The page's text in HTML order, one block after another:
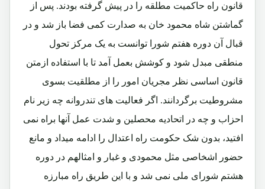
قانون راه حاکمیت مطلقه را در پیش گرفته بودند. پس از
گماشتن شاه محمود خان به صدارت کمی فضا باز شد و در
قبال آن دوره هفتم شورا توانست به یک مرکز تحول
منطقی مبدل شود و کوشش بعمل آمد تا با استفاده ازمتن
قانون اساسی نظر مجریان امور را از مطلقیت بسوی
مشروطیت برگردانند. اگر فعالیت های تندروانه چه زیر نام
احزاب و چه در اتحادیه محصلین و شدت عمل آنها براه نمی
افتید، بدون شک حکومت راه اعتدال را ادامه میداد و مانع
حضور اشخاصی مثل محمودی و غبار و امثالهم در دوره
هشتم شورای ملی نمی شد و با این طریق راه مبارزه